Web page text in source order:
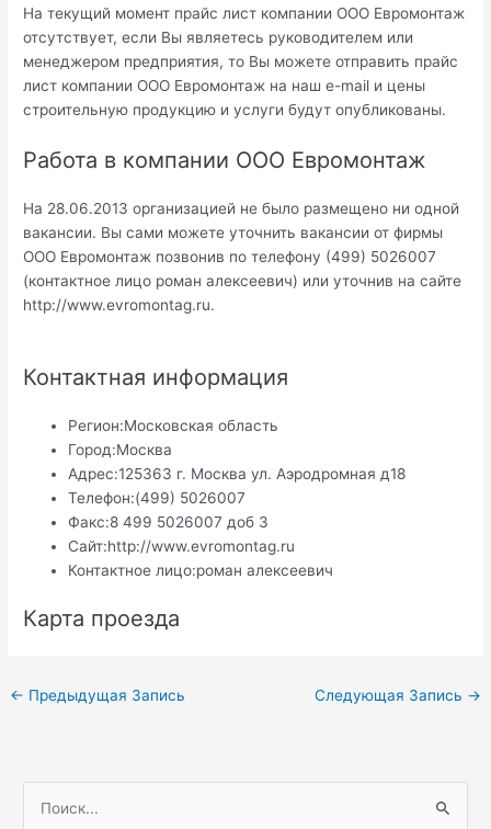
На текущий момент прайс лист компании ООО Евромонтаж
отсутствует, если Вы являетесь руководителем или
менеджером предприятия, то Вы можете отправить прайс
лист компании ООО Евромонтаж на наш e-mail и цены
строительную продукцию и услуги будут опубликованы.
Работа в компании ООО Евромонтаж
На 28.06.2013 организацией не было размещено ни одной
вакансии. Вы сами можете уточнить вакансии от фирмы
ООО Евромонтаж позвонив по телефону (499) 5026007
(контактное лицо роман алексеевич) или уточнив на сайте
http://www.evromontag.ru.
Контактная информация
Регион:Московская область
Город:Москва
Адрес:125363 г. Москва ул. Аэродромная д18
Телефон:(499) 5026007
Факс:8 499 5026007 доб 3
Сайт:http://www.evromontag.ru
Контактное лицо:роман алексеевич
Карта проезда
Навигация
← Предыдущая Запись Следующая Запись →